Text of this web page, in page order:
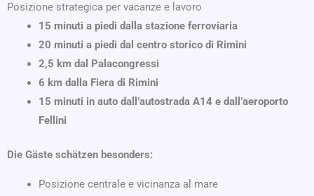
Posizione strategica per vacanze e lavoro
15 minuti a piedi dalla stazione ferroviaria
20 minuti a piedi dal centro storico di Rimini
2,5 km dal Palacongressi
6 km dalla Fiera di Rimini
15 minuti in auto dall’autostrada A14 e dall’aeroporto
Fellini
Die Gäste schätzen besonders:
Posizione centrale e vicinanza al mare